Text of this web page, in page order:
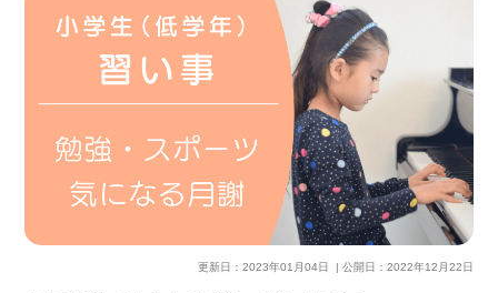
更新日： 2023年01月04日 | 公開日： 2022年12月22日